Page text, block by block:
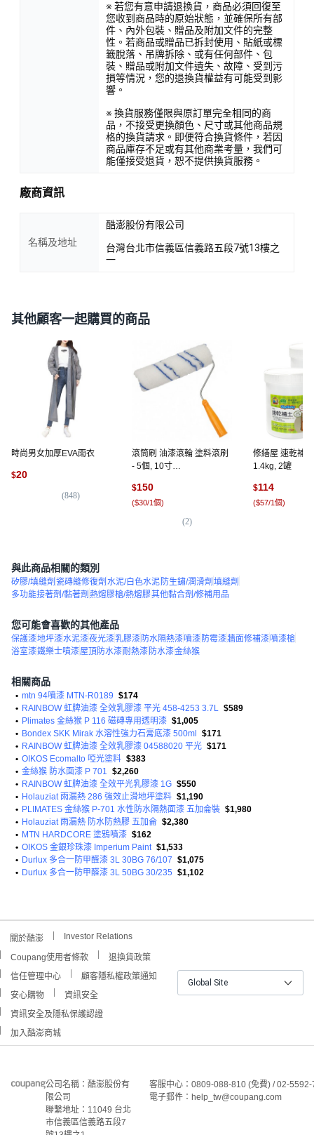
※ 若您有意申請退換貨，商品必須回復至
您收到商品時的原始狀態，並確保所有部
件、內外包裝、贈品及附加文件的完整
性。若商品或贈品已拆封使用、貼紙或標
籤脫落、吊牌拆除、或有任何部件、包
裝、贈品或附加文件遺失、故障、受到污
損等情況，您的退換貨權益有可能受到影
響。
※ 換貨服務僅限與原訂單完全相同的商
品，不接受更換顏色、尺寸或其他商品規
格的換貨請求。即便符合換貨條件，若因
商品庫存不足或有其他商業考量，我們可
能僅接受退貨，恕不提供換貨服務。
廠商資訊
名稱及地址
酷澎股份有限公司
台灣台北市信義區信義路五段7號13樓之
一
其他顧客一起購買的商品
時尚男女加厚EVA雨衣
$20
(848)
滾筒刷 油漆滾輪 塗料滾刷
- 5個, 10寸
$150
($30/1個)
(2)
修繕屋 速乾補
1.4kg, 2罐
$114
($57/1個)
與此商品相關的類別
矽膠/填縫劑 瓷磚縫修復劑 水泥/白色水泥 防生鏽/潤滑劑 填縫劑
多功能接著劑/黏著劑 熱熔膠槍/熱熔膠其他黏合劑/修補用品
您可能會喜歡的其他產品
保護漆地坪漆水泥漆夜光漆乳膠漆 防水隔熱漆噴漆 防霉漆牆面修補漆噴漆槍
浴室漆鐵樂士噴漆屋頂防水漆耐熱漆 防水漆金絲猴
相關商品
• mtn 94噴漆 MTN-R0189 $174
• RAINBOW 虹牌油漆 全效乳膠漆 平光 458-4253 3.7L
$589
• Plimates 金絲猴 P 116 磁磚專用透明漆 $1,005
• Bondex SKK Mirak 水溶性強力石膏底漆 500ml $171
• RAINBOW 虹牌油漆 全效乳膠漆 04588020 平光 $171
• OIKOS Ecomalto 啞光塗料 $383
• 金絲猴 防水面漆 P 701
$2,260
• RAINBOW 虹牌油漆 全效平光乳膠漆 1G $550
• Holauziat 雨漏熱 286 強效止滑地坪塗料 $1,190
• PLIMATES 金絲猴 P-701 水性防水隔熱面漆 五加侖裝 $1,980
• Holauziat 雨漏熱 防水防熱膠 五加侖 $2,380
• MTN HARDCORE 塗鴉噴漆 $162
• OIKOS 金銀珍珠漆 Imperium Paint $1,533
• Durlux 多合一防甲醛漆 3L 30BG 76/107 $1,075
• Durlux 多合一防甲醛漆 3L 50BG 30/235 $1,102
關於酷澎 Investor Relations
Coupang使用者條款
退換貨政策
信任管理中心
顧客隱私權政策通知
安心購物
資訊安全
資訊安全及隱私保護認證
加入酷澎商城
Global Site
公司名稱：酷澎股份有
限公司
聯繫地址：11049 台北
市信義區信義路五段7
客服中心：0809-088-810 (免費) / 02-
電子郵件：help_tw@coupang.com